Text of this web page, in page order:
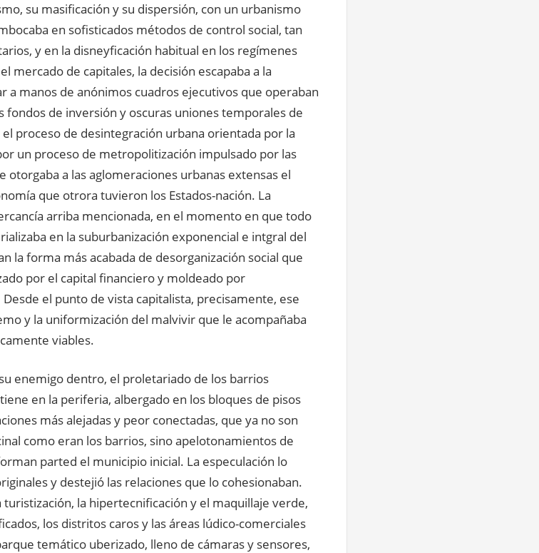
su masificación y su dispersión, con un urbanismo
en sofisticados métodos de control social, tan
y en la disneyficación habitual en los regímenes
mercado de capitales, la decisión escapaba a la
a manos de anónimos cuadros ejecutivos que operaban
de inversión y oscuras uniones temporales de
proceso de desintegración urbana orientada por la
un proceso de metropolitización impulsado por las
otorgaba a las aglomeraciones urbanas extensas el
que otrora tuvieron los Estados-nación. La
arriba mencionada, en el momento en que todo
en la suburbanización exponencial e intgral del
la forma más acabada de desorganización social que
por el capital financiero y moldeado por
el punto de vista capitalista, precisamente, ese
y la uniformización del malvivir que le acompañaba
viables.
enemigo dentro, el proletariado de los barrios
en la periferia, albergado en los bloques de pisos
más alejadas y peor conectadas, que ya no son
como eran los barrios, sino apelotonamientos de
parted el municipio inicial. La especulación lo
y destejió las relaciones que lo cohesionaban.
la hipertecnificación y el maquillaje verde,
los distritos caros y las áreas lúdico-comerciales
temático uberizado, lleno de cámaras y sensores,